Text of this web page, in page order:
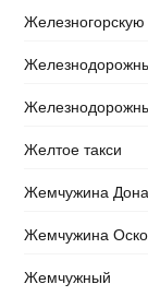
Железногорскую
Желтое такси
Жемчужина Дона
Жемчужина
Жемчужный